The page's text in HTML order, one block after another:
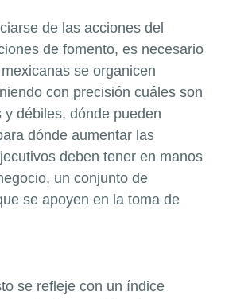
de las acciones del
de fomento, es necesario
se organicen
con precisión cuáles son
débiles, dónde pueden
dónde aumentar las
deben tener en manos
un conjunto de
se apoyen en la toma de
se refleje con un índice